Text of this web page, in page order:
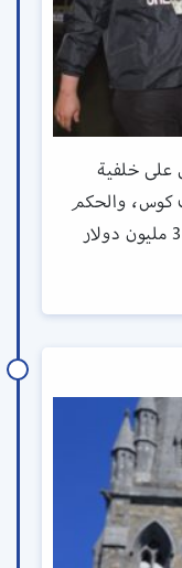
على خلفية
كوس، والحكم
لاحقًا بإجبار الأبرشية على دفع أكثر من 31 مليون دولار